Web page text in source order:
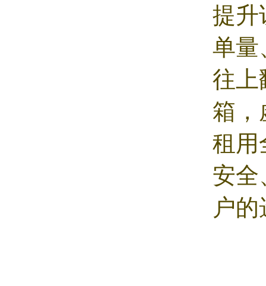
提升
单量
往上
箱，
租用
安全
户